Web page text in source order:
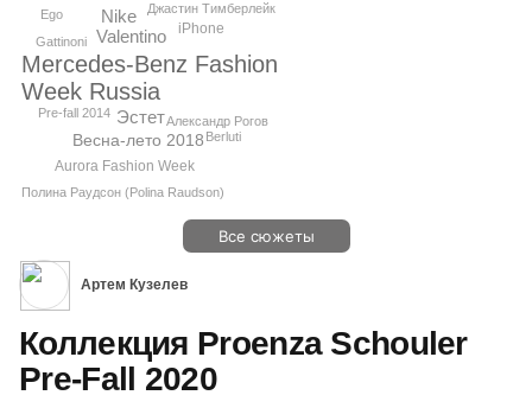
Mercedes-Benz Fashion
Week Russia
Valentino
Эстет
Nike
Весна-лето 2018
iPhone
Aurora Fashion Week
Александр Рогов
Джастин Тимберлейк
Pre-fall 2014
Полина Раудсон (Polina Raudson)
Ego
Berluti
Gattinoni
Все сюжеты
Артем Кузелев
Коллекция Proenza Schouler
Pre-Fall 2020